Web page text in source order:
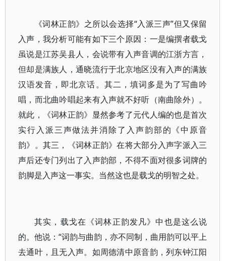
《词林正韵》之所以会选择“入派三声”但又保留
入声，我分析可能有如下三个原因：一是编撰者载戈
虽说是江苏吴县人，会说带有入声音调的江浙方言，
但却是满族人，通晓流行于北京地区没有入声的满族
汉语发音，即北京话。其二，填词多是为了写曲吟
唱，而北曲吟唱起来有入声就不好听（南曲除外）。
就此，《词林正韵》显然参考了元代人编的也是首次
实行入派三声做法并消除了入声韵部的《中原音
韵》。其三，《词林正韵》在将大部分入声字派入三
声后还专门列出了入声韵部，不得不面对很多词牌的
韵脚是入声这一事实。当然这也是载戈的明智之处。
其实，载戈在《词林正韵发凡》中也是这么说
的。他说：“词韵与曲韵，亦不同制，曲用韵可以平上
去通叶，且无入声。如周德清中原音韵，列东钟江阳